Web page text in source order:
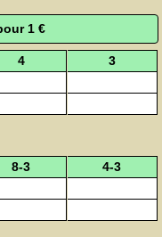
1 €
4
3
8-3
4-3